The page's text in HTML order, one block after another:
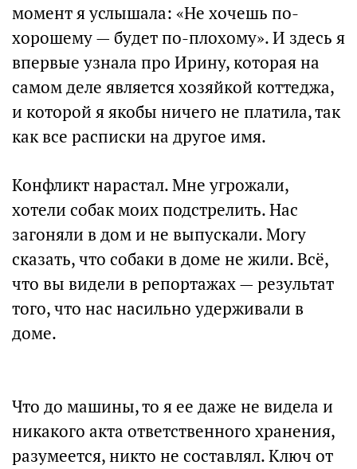
момент я услышала: «Не хочешь по-
хорошему — будет по-плохому». И здесь я
впервые узнала про Ирину, которая на
самом деле является хозяйкой коттеджа,
и которой я якобы ничего не платила, так
как все расписки на другое имя.
Конфликт нарастал. Мне угрожали,
хотели собак моих подстрелить. Нас
загоняли в дом и не выпускали. Могу
сказать, что собаки в доме не жили. Всё,
что вы видели в репортажах — результат
того, что нас насильно удерживали в
доме.
Что до машины, то я ее даже не видела и
никакого акта ответственного хранения,
разумеется, никто не составлял. Ключ от